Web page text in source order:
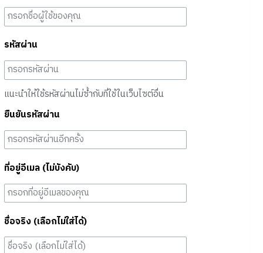
รหัสผ่าน
แนะนำให้ใช้รหัสผ่านไม่ซ้ำกับที่ใช้ในเว็บไซต์อื่น
ยืนยันรหัสผ่าน
ที่อยู่อีเมล (ไม่บังคับ)
ชื่อจริง (เลือกไม่ใส่ได้)